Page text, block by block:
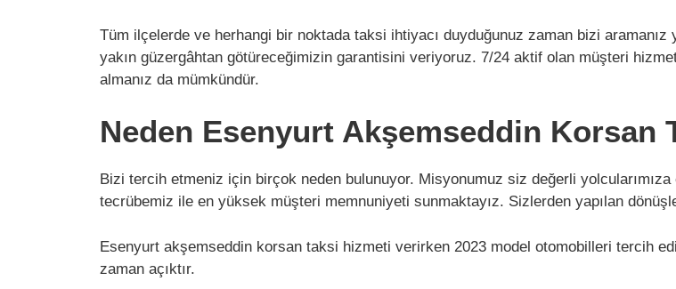
Tüm ilçelerde ve herhangi bir noktada taksi ihtiyacı duyduğunuz zaman bizi
yakın güzergâhtan götüreceğimizin garantisini veriyoruz. 7/24 aktif olan müşteri
almanız da mümkündür.
Neden Esenyurt Akşemseddin Korsan
Bizi tercih etmeniz için birçok neden bulunuyor. Misyonumuz siz değerli
tecrübemiz ile en yüksek müşteri memnuniyeti sunmaktayız. Sizlerden yapılan
Esenyurt akşemseddin korsan taksi hizmeti verirken 2023 model otomobilleri tercih
zaman açıktır.